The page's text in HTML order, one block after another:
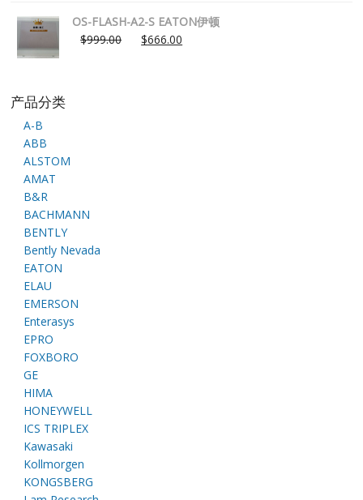
OS-FLASH-A2-S EATON伊顿
$999.00 $666.00
产品分类
A-B
ABB
ALSTOM
AMAT
B&R
BACHMANN
BENTLY
Bently Nevada
EATON
ELAU
EMERSON
Enterasys
EPRO
FOXBORO
GE
HIMA
HONEYWELL
ICS TRIPLEX
Kawasaki
Kollmorgen
KONGSBERG